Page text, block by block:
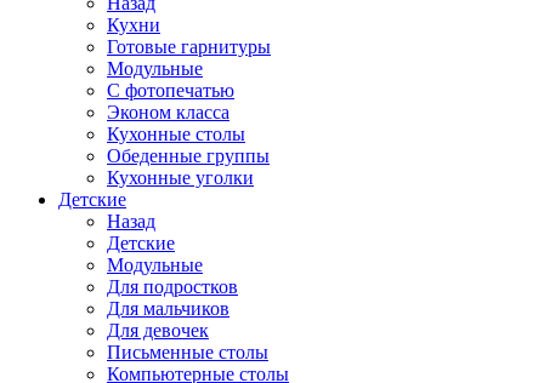
Кухни
Готовые гарнитуры
Модульные
С фотопечатью
Эконом класса
Кухонные столы
Обеденные группы
Кухонные уголки
Детские
Назад
Детские
Модульные
Для подростков
Для мальчиков
Для девочек
Письменные столы
Компьютерные столы